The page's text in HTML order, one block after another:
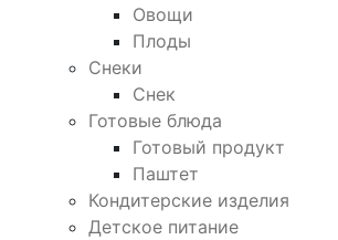
Овощи
Плоды
Снеки
Снек
Готовые блюда
Готовый продукт
Паштет
Кондитерские изделия
Детское питание